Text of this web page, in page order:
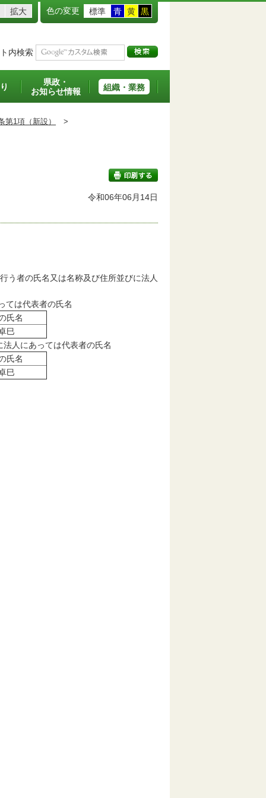
拡大 色の変更 標準 青 黄 黒
内検索
県政・
お知らせ情報
組織・業務
第1項（新設） >
印刷する
令和06年06月14日
者の氏名又は名称及び住所並びに法人
ては代表者の氏名
氏名
巳
人にあっては代表者の氏名
氏名
巳